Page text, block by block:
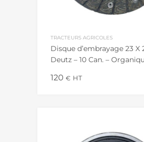
TRACTEURS AGRICOLES
Disque d’embrayage 23 X
Deutz – 10 Can. –
120 € HT